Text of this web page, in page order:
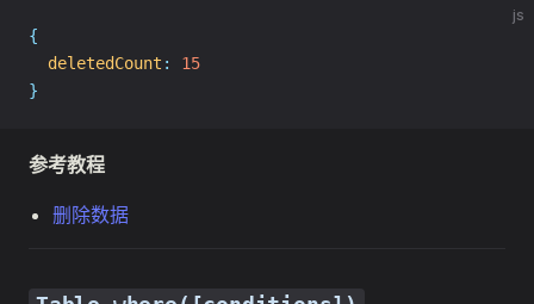
js
{
deletedCount :
15
}
参考教程
删除数据